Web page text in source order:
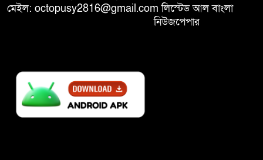
বিজয় দিবসে দীঘিনালায় জামায়াতে
ইসলামীর বর্ণাঢ্য র‍্যালি
মেইল: octopusy2816@gmail.comলিস্টেড আল বাংলা
নিউজপেপার